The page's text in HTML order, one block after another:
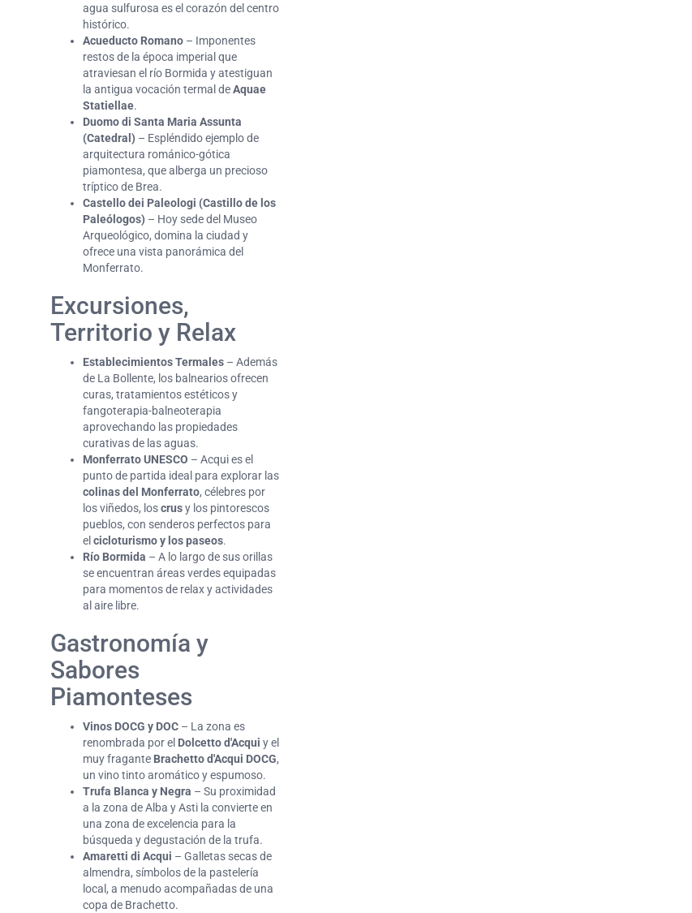
agua sulfurosa es el corazón del centro
histórico.
Acueducto Romano – Imponentes
restos de la época imperial que
atraviesan el río Bormida y atestiguan
la antigua vocación termal deAquae
Statiellae.
Duomo di Santa Maria Assunta
(Catedral) – Espléndido ejemplo de
arquitectura románico-gótica
piamontesa, que alberga un precioso
tríptico de Brea.
Castello dei Paleologi (Castillo de los
Paleólogos) – Hoy sede del Museo
Arqueológico, domina la ciudad y
ofrece una vista panorámica del
Monferrato.
Excursiones,
Territorio y Relax
Establecimientos Termales – Además
de La Bollente, los balnearios ofrecen
curas, tratamientos estéticos y
fangoterapia-balneoterapia
aprovechando las propiedades
curativas de las aguas.
Monferrato UNESCO – Acqui es el
punto de partida ideal para explorar las
colinas del Monferrato, célebres por
los viñedos, loscrusy los pintorescos
pueblos, con senderos perfectos para
el cicloturismo y los paseos.
Río Bormida – A lo largo de sus orillas
se encuentran áreas verdes equipadas
para momentos de relax y actividades
al aire libre.
Gastronomía y
Sabores
Piamonteses
Vinos DOCG y DOC – La zona es
renombrada por el Dolcetto d'Acqui y el
muy fragante Brachetto d'Acqui DOCG,
un vino tinto aromático y espumoso.
Trufa Blanca y Negra – Su proximidad
a la zona de Alba y Asti la convierte en
una zona de excelencia para la
búsqueda y degustación de la trufa.
Amaretti di Acqui – Galletas secas de
almendra, símbolos de la pastelería
local, a menudo acompañadas de una
copa de Brachetto.